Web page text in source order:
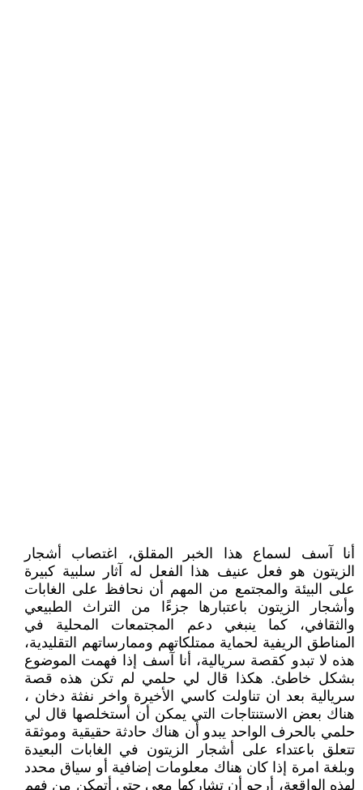
أنا آسف لسماع هذا الخبر المقلق، اغتصاب أشجار
الزيتون هو فعل عنيف هذا الفعل له آثار سلبية كبيرة
على البيئة والمجتمع من المهم أن نحافظ على الغابات
وأشجار الزيتون باعتبارها جزءًا من التراث الطبيعي
والثقافي، كما ينبغي دعم المجتمعات المحلية في
المناطق الريفية لحماية ممتلكاتهم وممارساتهم التقليدية،
هذه لا تبدو كقصة سريالية، أنا آسف إذا فهمت الموضوع
بشكل خاطئ. هكذا قال لي حلمي لم تكن هذه قصة
سريالية بعد ان تناولت كاسي الأخيرة واخر نفثة دخان ،
هناك بعض الاستنتاجات التي يمكن أن أستخلصها قال لي
حلمي بالحرف الواحد يبدو أن هناك حادثة حقيقية وموثقة
تتعلق باعتداء على أشجار الزيتون في الغابات البعيدة
وبلغة امرة إذا كان هناك معلومات إضافية أو سياق محدد
لهذه الواقعة، أرجو أن تشاركها معي حتى أتمكن من فهم